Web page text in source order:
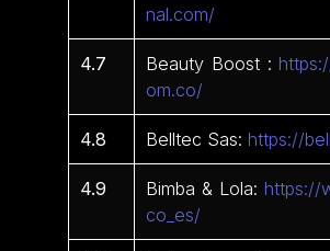
nal.com/
4.7 Beauty Boost :
om.co/
4.8 Belltec Sas:https://
4.9 Bimba & Lola:https://
co_es/